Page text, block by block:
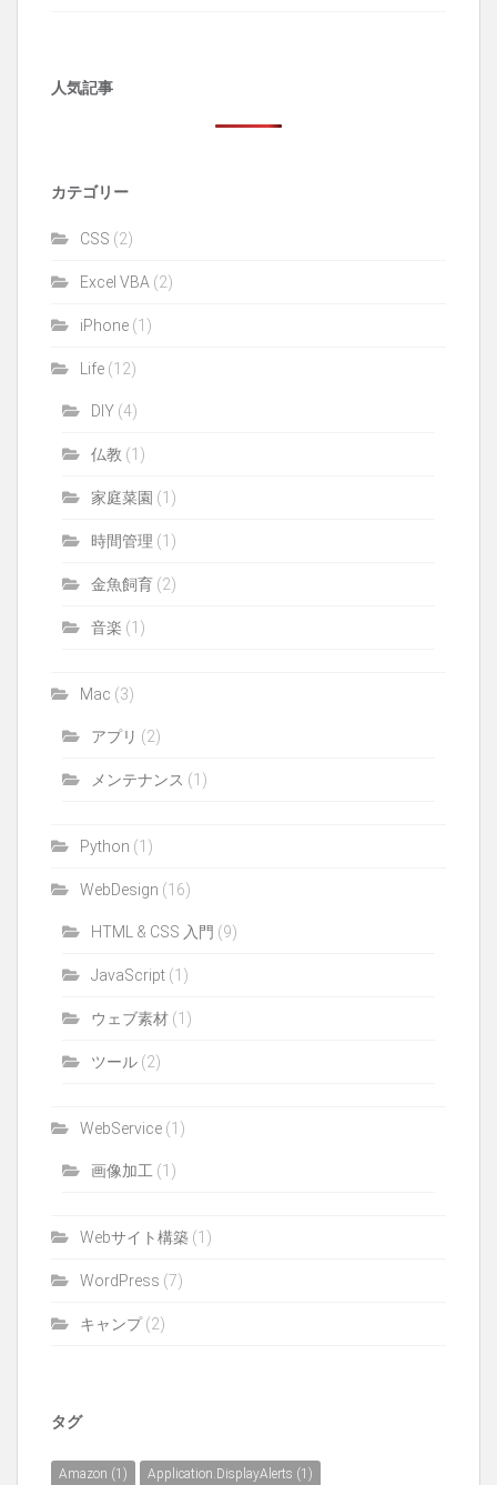
人気記事
カテゴリー
CSS (2)
Excel VBA (2)
iPhone (1)
Life (12)
DIY (4)
仏教 (1)
家庭菜園 (1)
時間管理 (1)
金魚飼育 (2)
音楽 (1)
Mac (3)
アプリ (2)
メンテナンス (1)
Python (1)
WebDesign (16)
HTML & CSS 入門 (9)
JavaScript (1)
ウェブ素材 (1)
ツール (2)
WebService (1)
画像加工 (1)
Webサイト構築 (1)
WordPress (7)
キャンプ(2)
タグ
Amazon (1) Application.DisplayAlerts (1)